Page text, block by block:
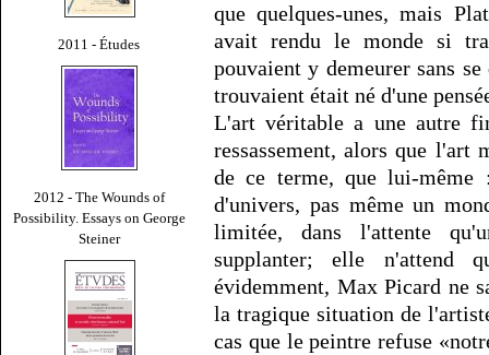
2011 - Études
2012 - The Wounds of
Possibility. Essays on George
Steiner
que quelques-unes, mais
avait rendu le monde si
pouvaient y demeurer sans
trouvaient était né d'une
L'art véritable a une autre
ressassement, alors que l'art
de ce terme, que lui-même
d'univers, pas même un
limitée, dans l'attente
supplanter; elle
évidemment, Max Picard ne
la tragique situation de
cas que le peintre refuse